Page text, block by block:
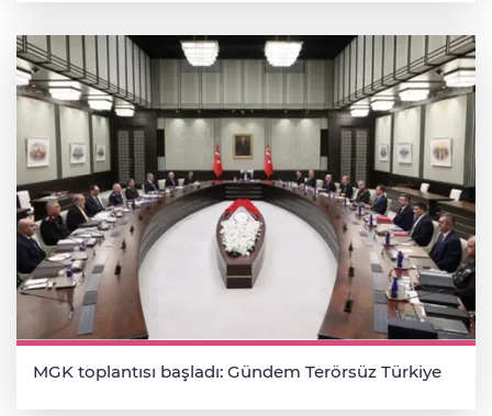
MGK toplantısı başladı: Gündem Terörsüz Türkiye